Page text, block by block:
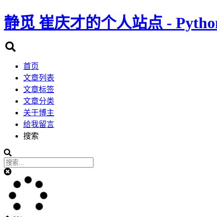
静觅 崔庆才的个人站点 -
首页
文章列表
文章标签
文章分类
关于博主
给我留言
搜索